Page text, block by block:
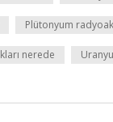
Plütonyum
nerede